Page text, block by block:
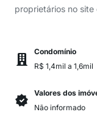
proprietários no
Condomínio
R$ 1,4mil a 1,6mil
Valores dos
Não informado